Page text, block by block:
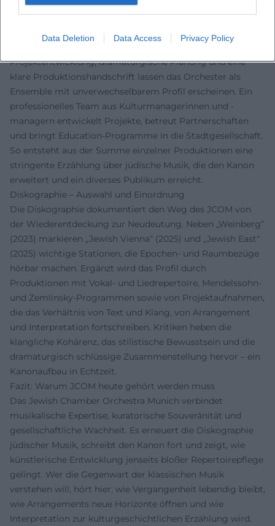
Data Deletion Data Access Privacy Policy
Konzertbetrieb bei.
Leitung und Team
Die künstlerische Leitung durch Daniel Grossmann sorgt
Projektentwicklung, dramaturgische Planung und eine
klare Produktionshandschrift lassen das Orchester als
Ensemble mit unverwechselbarem Profil erscheinen. Ein
professionelles Team aus Kulturmanagerinnen und -
managern entwickelt Projekte, betreut Partnerschaften
und bringt Education-Programme in die Stadtgesellschaft.
So entsteht aus der Summe einzelner Produktionen eine
stringente Erzählung über jüdische Musik, die den Kanon
erweitert und ein diverses Publikum erreicht.
Diskographie – Auswahl und Einordnung
Die Diskographie dokumentiert den Weg des JCOM von
der Wiederentdeckung zur Neudeutung. Neben „Weinberg“
(2023) markieren „Jewish Vienna“ (2025) und „Jewish East“
(2025) wichtige Stationen, die Epochen- und Raumbezüge
hörbar machen. Ergänzt wird das Profil durch
Produktionen mit Vokal- und Liedrepertoire, Mendelssohn-
und Zemlinsky-Programmen sowie von Projektaufnahmen,
die das Verhältnis von Text und Klang, von Arrangement
und Interpretation fortschreiben. Kritiken heben die
klangliche Kohärenz, das stilistische Bewusstsein und die
dramaturgisch schlüssige Zusammenstellung hervor – ein
Kanonaufbau in Echtzeit.
Fazit: Warum JCOM heute gehört werden muss
Das Jewish Chamber Orchestra Munich verbindet
musikalische Expertise, kuratorische Souveränität und
gesellschaftliche Wachheit. Es erneuert die Diskographie
jüdischer Musik, schreibt den Kanon fort und zeigt, wie
künstlerische Entwicklung jenseits bloßer Repertoirepflege
gelingt. Wer die Gegenwart der klassischen Musik
verstehen will, hört hier, wie Vergangenheit lebendig bleibt,
wie Arrangements neue Horizonte öffnen und wie
Interpretation zur kulturgeschichtlichen Erzählung wird.